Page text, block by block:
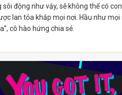
sôi động như vậy, sẽ không thể có
lan tỏa khắp mọi nơi. Hầu như
cô hào hứng chia sẻ.